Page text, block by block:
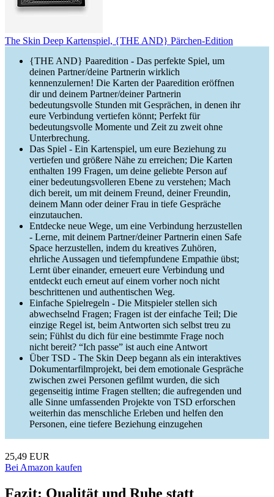
The Skin Deep Kartenspiel, {THE AND} Pärchen-Edition
{THE AND} Paaredition - Das perfekte Spiel, um
deinen Partner/deine Partnerin wirklich
kennenzulernen! Die Karten der Paaredition eröffnen
dir und deinem Partner/deiner Partnerin
bedeutungsvolle Stunden mit Gesprächen, in denen ihr
eure Verbindung vertiefen könnt; Perfekt für
bedeutungsvolle Momente und Zeit zu zweit ohne
Unterbrechung.
Das Spiel - Ein Kartenspiel, um eure Beziehung zu
vertiefen und größere Nähe zu erreichen; Die Karten
enthalten 199 Fragen, um deine geliebte Person auf
einer bedeutungsvolleren Ebene zu verstehen; Mach
dich bereit, um mit deinem Freund, deiner Freundin,
deinem Mann oder deiner Frau in tiefe Gespräche
einzutauchen.
Entdecke neue Wege, um eine Verbindung herzustellen
- Lerne, mit deinem Partner/deiner Partnerin einen Safe
Space herzustellen, indem du kreatives Zuhören,
ehrliche Aussagen und tiefempfundene Empathie übst;
Lernt über einander, erneuert eure Verbindung und
entdeckt euch erneut auf einem vorher noch nicht
beschrittenen und authentischen Weg.
Einfache Spielregeln - Die Mitspieler stellen sich
abwechselnd Fragen; Fragen ist der einfache Teil; Die
einzige Regel ist, beim Antworten sich selbst treu zu
sein; Fühlst du dich für eine bestimmte Frage noch
nicht bereit? “Ich passe” ist auch eine Antwort
Über TSD - The Skin Deep begann als ein interaktives
Dokumentarfilmprojekt, bei dem emotionale Gespräche
zwischen zwei Personen gefilmt wurden, die sich
gegenseitig intime Fragen stellten; die aufregenden und
alle Sinne umfassenden Projekte von TSD erforschen
weiterhin das menschliche Erleben und helfen den
Personen, eine tiefere Beziehung einzugehen
25,49 EUR
Bei Amazon kaufen
Fazit: Qualität und Ruhe statt